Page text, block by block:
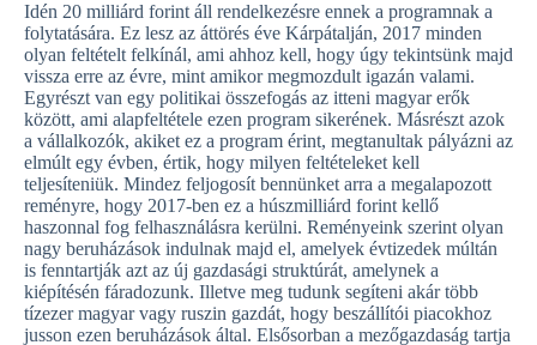
Idén 20 milliárd forint áll rendelkezésre ennek a programnak a
folytatására. Ez lesz az áttörés éve Kárpátalján, 2017 minden
olyan feltételt felkínál, ami ahhoz kell, hogy úgy tekintsünk majd
vissza erre az évre, mint amikor megmozdult igazán valami.
Egyrészt van egy politikai összefogás az itteni magyar erők
között, ami alapfeltétele ezen program sikerének. Másrészt azok
a vállalkozók, akiket ez a program érint, megtanultak pályázni az
elmúlt egy évben, értik, hogy milyen feltételeket kell
teljesíteniük. Mindez feljogosít bennünket arra a megalapozott
reményre, hogy 2017-ben ez a húszmilliárd forint kellő
haszonnal fog felhasználásra kerülni. Reményeink szerint olyan
nagy beruházások indulnak majd el, amelyek évtizedek múltán
is fenntartják azt az új gazdasági struktúrát, amelynek a
kiépítésén fáradozunk. Illetve meg tudunk segíteni akár több
tízezer magyar vagy ruszin gazdát, hogy beszállítói piacokhoz
jusson ezen beruházások által. Elsősorban a mezőgazdaság tartja